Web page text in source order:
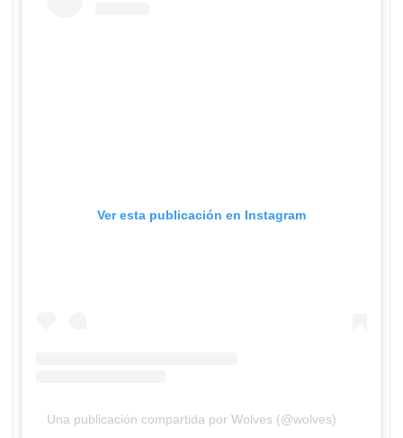
Ver esta publicación en Instagram
Una publicación compartida por Wolves (@wolves)